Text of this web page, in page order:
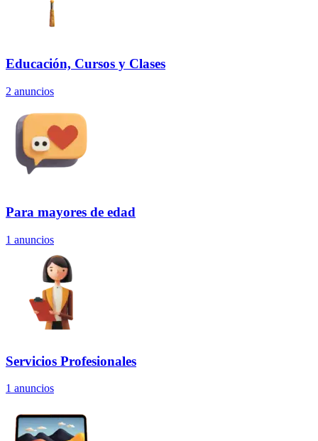
Educación, Cursos y Clases
2 anuncios
Para mayores de edad
1 anuncios
Servicios Profesionales
1 anuncios